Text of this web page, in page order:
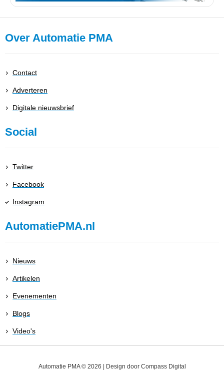
Over Automatie PMA
Contact
Adverteren
Digitale nieuwsbrief
Social
Twitter
Facebook
Instagram
AutomatiePMA.nl
Nieuws
Artikelen
Evenementen
Blogs
Video's
Automatie PMA © 2026 | Design door Compass Digital